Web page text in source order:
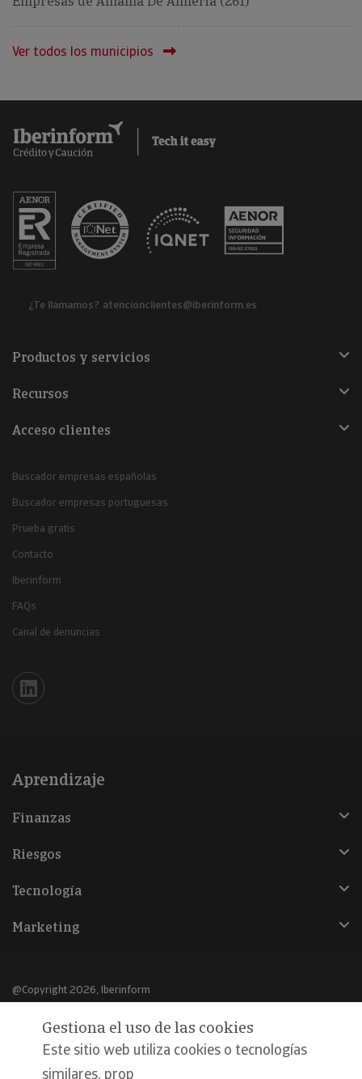
Ver todos los municipios
¿Te llamamos? atencionclientes@iberinform.es
Productos y servicios
Recursos
Acceso clientes
Buscador empresas españolas
Buscador empresas portuguesas
Prueba gratis
Contacto
Iberinform
FAQs
Canal de denuncias
Iberinform en Linkedin
Aprendizaje
Finanzas
Riesgos
Tecnología
Marketing
@Copyright 2026, Iberinform
Aviso legal
Política de cookies
Gestiona el uso de las cookies
Este sitio web utiliza cookies o tecnologías
similares, prop